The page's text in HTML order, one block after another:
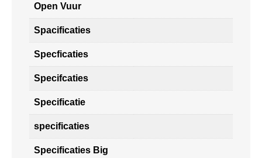
Open Vuur
Spacificaties
Specficaties
Specifcaties
Specificatie
specificaties
Specificaties Big